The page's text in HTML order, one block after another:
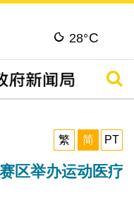
28°C
搜寻
繁
简 PT
区举办运动医疗